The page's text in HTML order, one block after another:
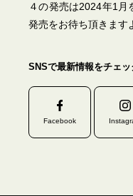
４の発売は2024年1
発売をお待ち頂きます
SNSで最新情報をチェッ
Facebook